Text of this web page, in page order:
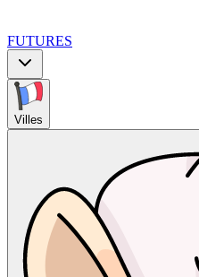
FUTURES
Villes